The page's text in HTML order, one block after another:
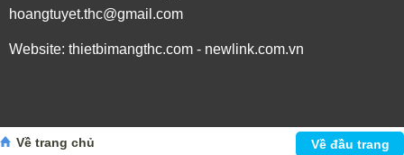
hoangtuyet.thc@gmail.com
Website: thietbimangthc.com - newlink.com.vn
Về đầu trang
Về trang chủ